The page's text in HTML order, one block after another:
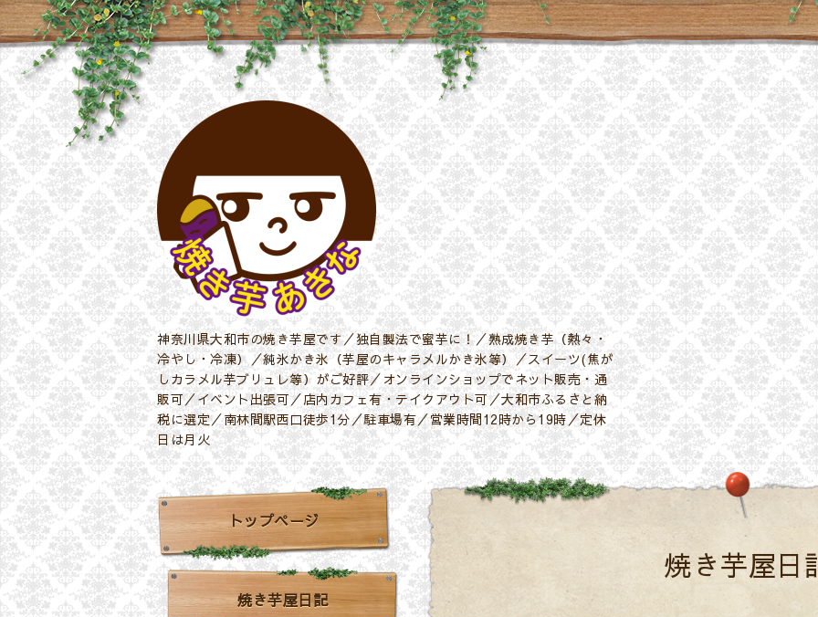
神奈川県大和市の焼き芋屋です／独自製法で蜜芋に！／熟成焼き芋（熱々・
冷やし・冷凍）／純氷かき氷（芋屋のキャラメルかき氷等）／スイーツ(焦が
しカラメル芋ブリュレ等）がご好評／オンラインショップでネット販売・通
販可／イベント出張可／店内カフェ有・テイクアウト可／大和市ふるさと納
税に選定／南林間駅西口徒歩1分／駐車場有／営業時間12時から19時／定休
日は月火
焼き芋屋日
トップページ
焼き芋屋日記